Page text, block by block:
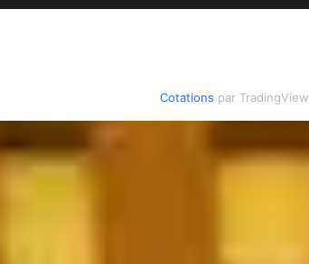
Cotations par TradingView